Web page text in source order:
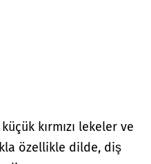
kırmızı lekeler ve
özellikle dilde, diş